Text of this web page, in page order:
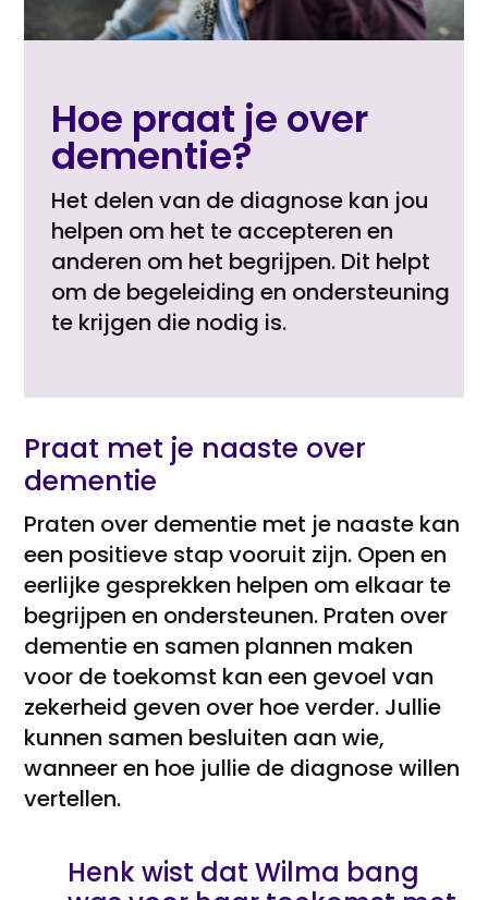
Hoe praat je over
dementie?
Het delen van de diagnose kan jou
helpen om het te accepteren en
anderen om het begrijpen. Dit helpt
om de begeleiding en ondersteuning
te krijgen die nodig is.
Praat met je naaste over
dementie
Praten over dementie met je naaste kan
een positieve stap vooruit zijn. Open en
eerlijke gesprekken helpen om elkaar te
begrijpen en ondersteunen. Praten over
dementie en samen plannen maken
voor de toekomst kan een gevoel van
zekerheid geven over hoe verder. Jullie
kunnen samen besluiten aan wie,
wanneer en hoe jullie de diagnose willen
vertellen.
Henk wist dat Wilma bang